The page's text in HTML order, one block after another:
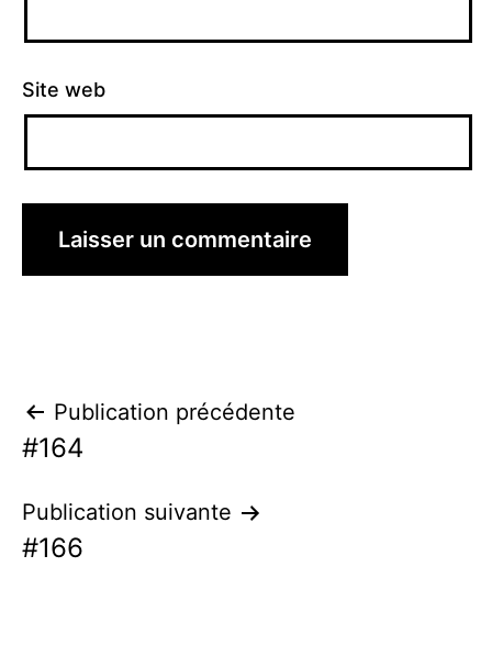
Site web
Navigation
de
l’article
Publication précédente
#164
Publication suivante
#166